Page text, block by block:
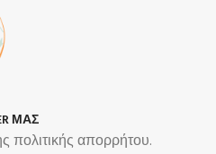
ΜΑΣ
πολιτικής απορρήτου.